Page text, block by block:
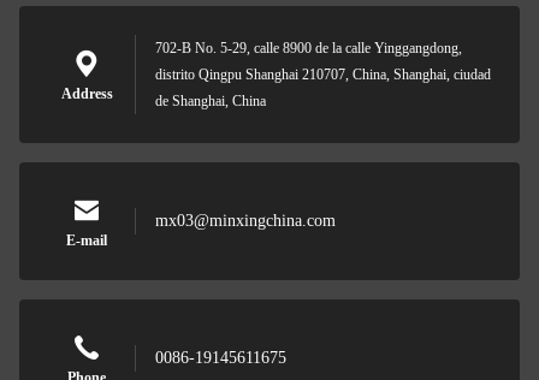
Address
702-B No. 5-29, calle 8900 de la calle Yinggangdong,
distrito Qingpu Shanghai 210707, China, Shanghai, ciudad
de Shanghai, China
E-mail
mx03@minxingchina.com
0086-19145611675